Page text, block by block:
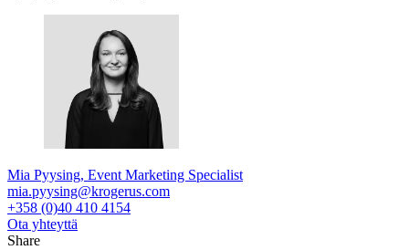
Mia Pyysing, Event Marketing Specialist
mia.pyysing@krogerus.com
+358 (0)40 410 4154
Ota yhteyttä
Share